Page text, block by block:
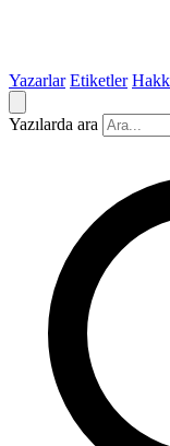
Yazarlar Etiketler
Yazılarda ara